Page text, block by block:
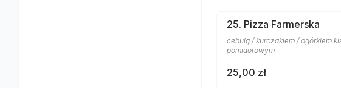
25. Pizza Farmerska
cebulą / kurczakiem / ogórkiem
pomidorowym
25,00 zł